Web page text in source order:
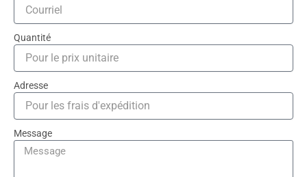
Quantité
Adresse
Message